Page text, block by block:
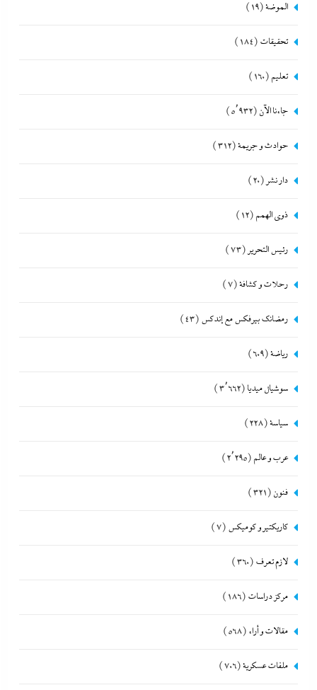
الموضة(19)
تحقيقات (184)
تعليم (160)
جاءنا الآن (5٬932)
حوادث و جريمة(312)
دار نشر (20)
ذوى الهمم (12)
رئيس التحرير (73)
رحلات و كشافة(7)
رمضانك بيرفكس مع إندكس (43)
رياضة(609)
سوشيال ميديا (3٬662)
سياسة(228)
عرب و عالم (2٬295)
فنون (321)
كاريكتير و كوميكس (7)
لازم تعرف (360)
مركز دراسات (186)
مقالات و أراء (568)
ملفات عسكرية(706)